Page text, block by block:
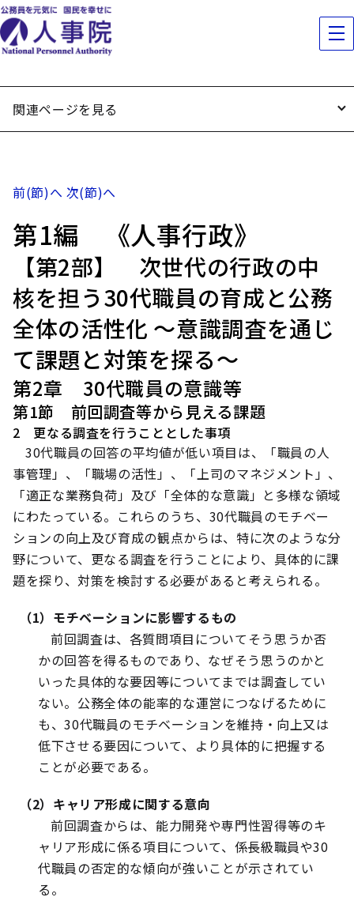
関連ページを見る
前(節)へ 次(節)へ
第1編 《人事行政》
【第2部】 次世代の行政の中
核を担う30代職員の育成と公務
全体の活性化 ～意識調査を通じ
て課題と対策を探る～
第2章 30代職員の意識等
第1節 前回調査等から見える課題
2 更なる調査を行うこととした事項
30代職員の回答の平均値が低い項目は、「職員の人
事管理」、「職場の活性」、「上司のマネジメント」、
「適正な業務負荷」及び「全体的な意識」と多様な領域
にわたっている。これらのうち、30代職員のモチベー
ションの向上及び育成の観点からは、特に次のような分
野について、更なる調査を行うことにより、具体的に課
題を探り、対策を検討する必要があると考えられる。
（1）モチベーションに影響するもの
前回調査は、各質問項目についてそう思うか否
かの回答を得るものであり、なぜそう思うのかと
いった具体的な要因等についてまでは調査してい
ない。公務全体の能率的な運営につなげるために
も、30代職員のモチベーションを維持・向上又は
低下させる要因について、より具体的に把握する
ことが必要である。
（2）キャリア形成に関する意向
前回調査からは、能力開発や専門性習得等のキ
ャリア形成に係る項目について、係長級職員や30
代職員の否定的な傾向が強いことが示されてい
る。